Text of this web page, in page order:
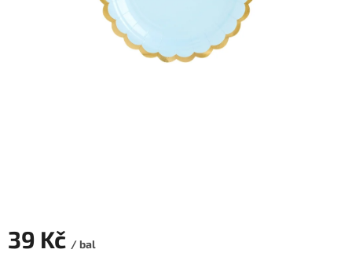
39 Kč / bal